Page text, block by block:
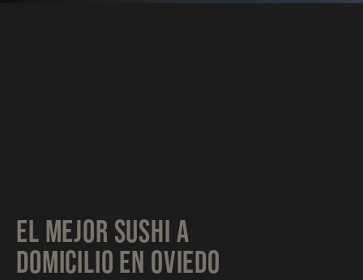
EL MEJOR SUSHI A
DOMICILIO EN OVIEDO